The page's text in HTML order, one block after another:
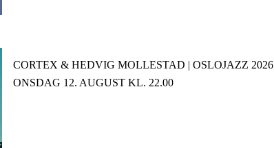
CORTEX & HEDVIG MOLLESTAD | OSLOJAZZ 2026
ONSDAG 12. AUGUST KL. 22.00